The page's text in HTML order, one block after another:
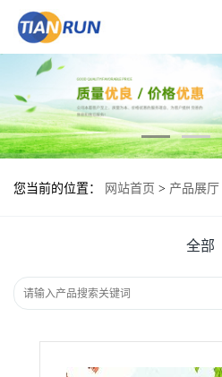
您当前的位置： 网站首页 > 产品展厅
全部